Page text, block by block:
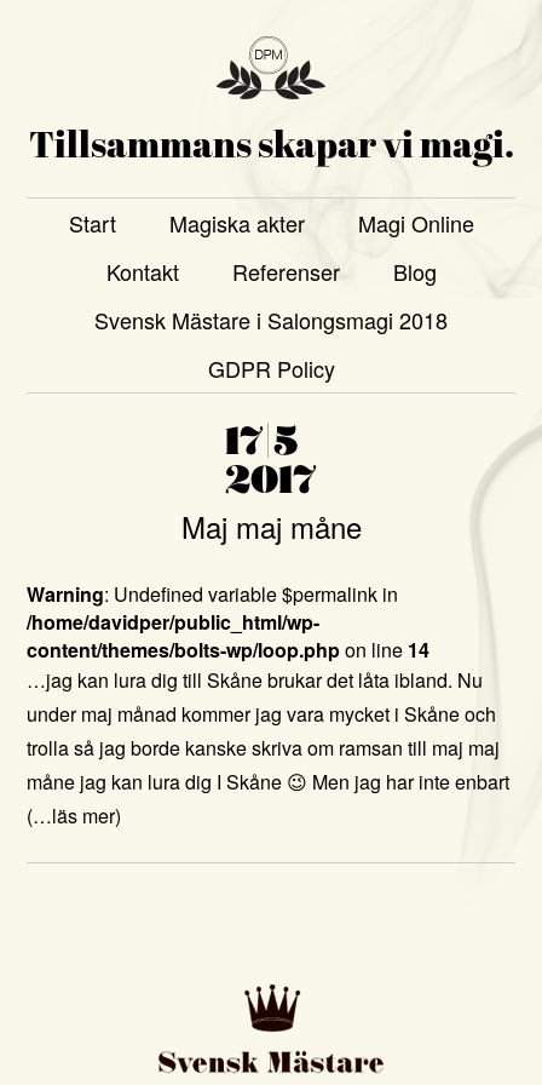
Tillsammans skapar vi magi.
Start Magiska akter
Magi Online
Kontakt
Referenser
Blog
Svensk Mästare i Salongsmagi 2018
GDPR Policy
17|5
2017
Maj maj måne
Warning: Undefined variable $permalink in
/home/davidper/public_html/wp-
content/themes/bolts-wp/loop.phpon line 14
…jag kan lura dig till Skåne brukar det låta ibland. Nu
under maj månad kommer jag vara mycket i Skåne och
trolla så jag borde kanske skriva om ramsan till maj maj
måne jag kan lura dig I Skåne 😉 Men jag har inte enbart
(…läs mer)